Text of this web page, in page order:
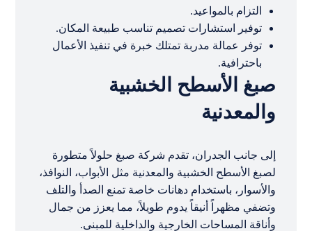
التزام بالمواعيد.
توفير استشارات تصميم تناسب طبيعة المكان.
توفر عمالة مدربة تمتلك خبرة في تنفيذ الأعمال
باحترافية.
صبغ الأسطح الخشبية
والمعدنية
إلى جانب الجدران، تقدم شركة صبغ حلولاً متطورة
لصبغ الأسطح الخشبية والمعدنية مثل الأبواب، النوافذ،
والأسوار، باستخدام دهانات خاصة تمنع الصدأ والتلف
وتضفي مظهراً أنيقاً يدوم طويلاً، مما يعزز من جمال
وأناقة المساحات الخارجية والداخلية للمبنى.